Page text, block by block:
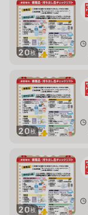
20枚
20枚
20枚